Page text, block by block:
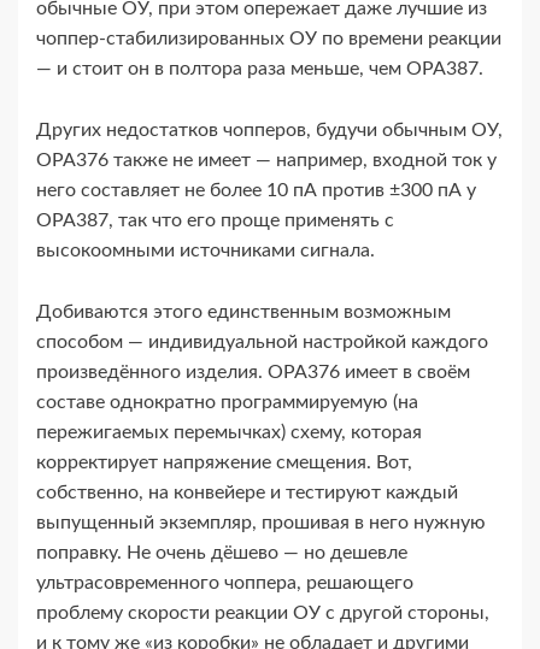
обычные ОУ, при этом опережает даже лучшие из
чоппер-​стабилизированных ОУ по времени реакции
— и стоит он в полтора раза меньше, чем OPA387.
Других недостатков чопперов, будучи обычным ОУ,
OPA376 также не имеет — например, входной ток у
него составляет не более 10 пА против ±300 пА у
OPA387, так что его проще применять с
высокоомными источниками сигнала.
Добиваются этого единственным возможным
способом — индивидуальной настройкой каждого
произведённого изделия. OPA376 имеет в своём
составе однократно программируемую (на
пережигаемых перемычках) схему, которая
корректирует напряжение смещения. Вот,
собственно, на конвейере и тестируют каждый
выпущенный экземпляр, прошивая в него нужную
поправку. Не очень дёшево — но дешевле
ультрасовременного чоппера, решающего
проблему скорости реакции ОУ с другой стороны,
и к тому же «из коробки» не обладает и другими